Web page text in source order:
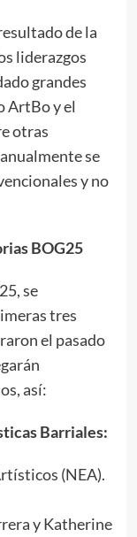
de la
liderazgos
grandes
ArtBo y el
otras
se
y no
BOG25
se
tres
el pasado
así:
Barriales:
(NEA).
y Katherine